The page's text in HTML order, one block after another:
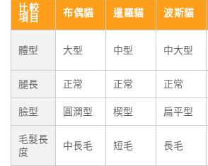
比較
項目
布偶貓 暹羅貓 波斯貓
體型 大型 中型 中大型
腿長 正常 正常 正常
臉型 圓潤型 楔型 扁平型
毛髮長
度
中長毛 短毛 長毛